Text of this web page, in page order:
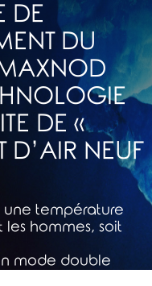
DE
DU
DE «
D’AIR NEUF
température
les hommes, soit
mode double